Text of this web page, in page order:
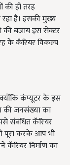
की ही तरह
है। इसकी मुख्य
की बजाय इस सेक्टर
के कॅरियर विकल्प
कंप्यूटर के इस
की जनसंख्या का
संबंधित कॅरियर
पूरा करके आप भी
निर्माण का